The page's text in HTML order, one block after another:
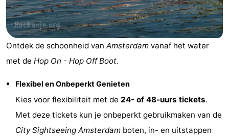
Zien
&
doen
Bezienswaardigheden
-
Musea
-
Monumenten
Kerken
Ontdek de schoonheid van Amsterdam vanaf het water
met de Hop On - Hop Off Boot.
Flexibel en Onbeperkt Genieten
Kies voor flexibiliteit met de 24- of 48-uurs tickets.
Met deze tickets kun je onbeperkt gebruikmaken van de
City Sightseeing Amsterdam boten, in- en uitstappen